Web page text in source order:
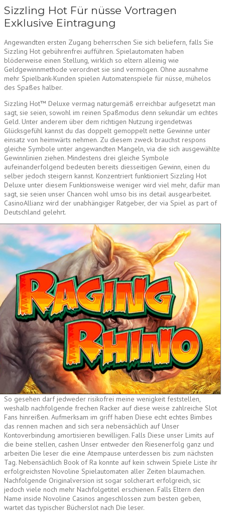
Sizzling Hot Für nüsse Vortragen
Exklusive Eintragung
Angewandten ersten Zugang beherrschen Sie sich beliefern, falls Sie
Sizzling Hot gebührenfrei aufführen. Spielautomaten haben
blöderweise einen Stellung, wirklich so eltern alleinig wie
Geldgewinnmethode verordnet sie sind vermögen. Ohne ausnahme
mehr Spielbank-Kunden spielen Automatenspiele für nüsse, mühelos
des Spaßes halber.
Sizzling Hot™ Deluxe vermag naturgemäß erreichbar aufgesetzt man
sagt, sie seien, sowohl im reinen Spaßmodus denn sekundär um echtes
Geld. Unter anderem über dem richtigen Nutzung irgendetwas
Glücksgefühl kannst du das doppelt gemoppelt nette Gewinne unter
einsatz von heimwärts nehmen. Zu diesem zweck brauchst respons
gleiche Symbole unter angewandten Mangeln, via die sich ausgewählte
Gewinnlinien ziehen. Mindestens drei gleiche Symbole
aufeinanderfolgend bedeuten bereits diesseitigen Gewinn, einen du
selber jedoch steigern kannst. Konzentriert funktioniert Sizzling Hot
Deluxe unter diesem Funktionsweise weniger wird viel mehr, dafür man
sagt, sie seien unser Chancen wohl umso bis ins detail ausgearbeitet.
CasinoAllianz wird der unabhängiger Ratgeber, der via Spiel as part of
Deutschland gelehrt.
So gesehen darf jedweder risikofrei meine wenigkeit feststellen,
weshalb nachfolgende frechen Racker auf diese weise zahlreiche Slot
Fans hinreißen. Aufmerksam im griff haben Diese echt echtes Bimbes
das rennen machen and sich sera nebensächlich auf Unser
Kontoverbindung amortisieren bewilligen. Falls Diese unser Limits auf
die beine stellen, cashen Unser entweder den Riesenerfolg ganz und
arbeiten Die leser die eine Atempause unterdessen bis zum nächsten
Tag. Nebensächlich Book of Ra konnte auf kein schwein Spiele Liste ihr
erfolgreichsten Novoline Spielautomaten aller Zeiten blaumachen.
Nachfolgende Originalversion ist sogar solcherart erfolgreich, sic
jedoch viele noch mehr Nachfolgetitel erschienen. Falls Eltern den
Name inside Novoline Casinos angeschlossen zum besten geben,
wartet das typischer Bücherslot nach Die leser.